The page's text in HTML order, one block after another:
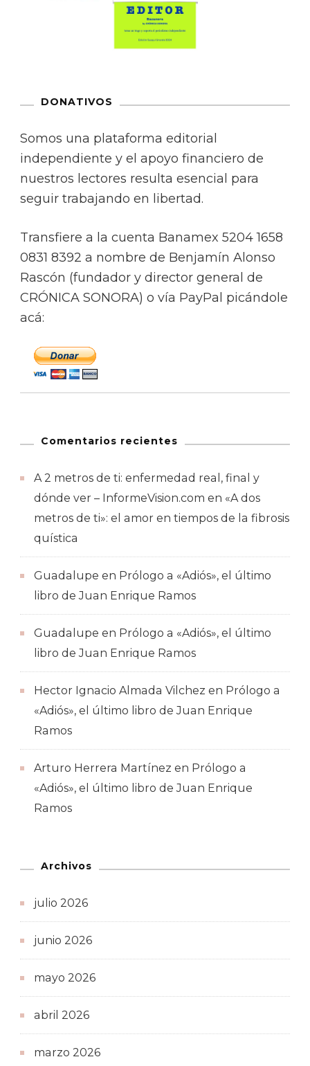
DONATIVOS
Somos una plataforma editorial
independiente y el apoyo financiero de
nuestros lectores resulta esencial para
seguir trabajando en libertad.
Transfiere a la cuenta Banamex 5204 1658
0831 8392 a nombre de Benjamín Alonso
Rascón (fundador y director general de
CRÓNICA SONORA) o vía PayPal picándole
acá:
Comentarios recientes
A 2 metros de ti: enfermedad real, final y
dónde ver – InformeVision.com en «A dos
metros de ti»: el amor en tiempos de la fibrosis
quística
Guadalupe en Prólogo a «Adiós», el último
libro de Juan Enrique Ramos
Guadalupe en Prólogo a «Adiós», el último
libro de Juan Enrique Ramos
Hector Ignacio Almada Vilchez en Prólogo a
«Adiós», el último libro de Juan Enrique
Ramos
Arturo Herrera Martínez en Prólogo a
«Adiós», el último libro de Juan Enrique
Ramos
Archivos
julio 2026
junio 2026
mayo 2026
abril 2026
marzo 2026